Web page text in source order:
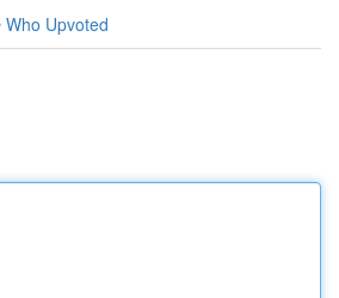
Who Upvoted